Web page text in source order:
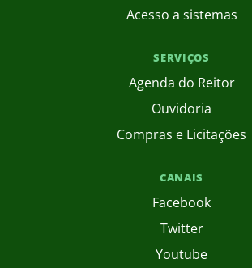
Acesso a sistemas
SERVIÇOS
Agenda do Reitor
Ouvidoria
Compras e Licitações
CANAIS
Facebook
Twitter
Youtube